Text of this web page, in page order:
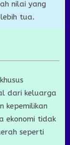
nilai yang
tua.
dari keluarga
kepemilikan
ekonomi tidak
seperti